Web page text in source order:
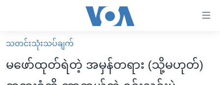
လွယ်ကူ
စေ
မူလစာမျက်နှာ
မြန်မာ
သတင်းသုံးသပ်ချက်
မဖော်ထုတ်ရဲတဲ့ အမှန်တရား (သို့မဟုတ်)